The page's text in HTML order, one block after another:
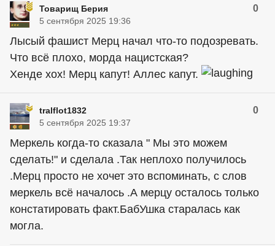
Товарищ Берия 0
5 сентября 2025 19:36
Лысый фашист Мерц начал что-то подозревать.
Что всё плохо, морда нацистская?
Хенде хох! Мерц капут! Аллес капут.
tralflot1832 0
5 сентября 2025 19:37
Меркель когда-то сказала " Мы это можем
сделать!" и сделала .Так неплохо получилось
.Мерц просто не хочет это вспоминать, с слов
меркель всё началось .А мерцу осталось только
констатировать факт.БабУшка старалась как
могла.